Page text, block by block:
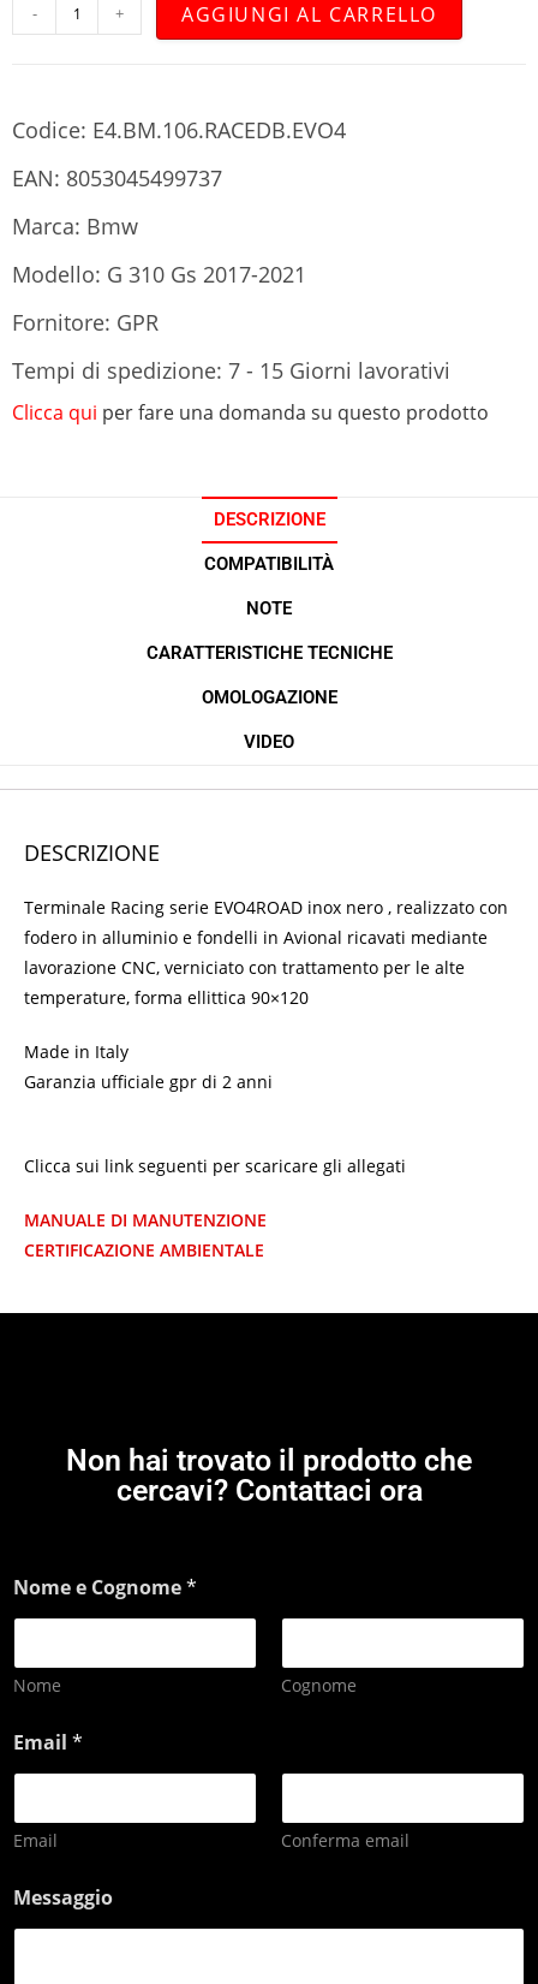
- + AGGIUNGI AL CARRELLO
Codice: E4.BM.106.RACEDB.EVO4
EAN: 8053045499737
Marca: Bmw
Modello: G 310 Gs 2017-2021
Fornitore: GPR
Tempi di spedizione: 7 - 15 Giorni lavorativi
Clicca qui per fare una domanda su questo prodotto
DESCRIZIONE
COMPATIBILITÀ
NOTE
CARATTERISTICHE TECNICHE
OMOLOGAZIONE
VIDEO
DESCRIZIONE
Terminale Racing serie EVO4ROAD inox nero , realizzato con
fodero in alluminio e fondelli in Avional ricavati mediante
lavorazione CNC, verniciato con trattamento per le alte
temperature, forma ellittica 90×120
Made in Italy
Garanzia ufficiale gpr di 2 anni
Clicca sui link seguenti per scaricare gli allegati
MANUALE DI MANUTENZIONE
CERTIFICAZIONE AMBIENTALE
Non hai trovato il prodotto che
cercavi? Contattaci ora
Nome e Cognome*
Nome Cognome
Email *
Email Conferma email
Messaggio